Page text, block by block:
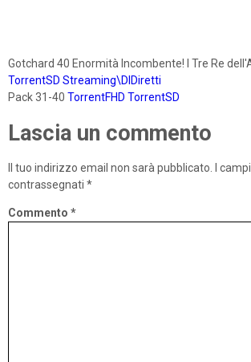
Gotchard 40 Enormità Incombente! I Tre Re
TorrentSD Streaming\DlDiretti
Pack 31-40 TorrentFHD TorrentSD
Lascia un commento
Il tuo indirizzo email non sarà pubblicato.
I
contrassegnati *
Commento *